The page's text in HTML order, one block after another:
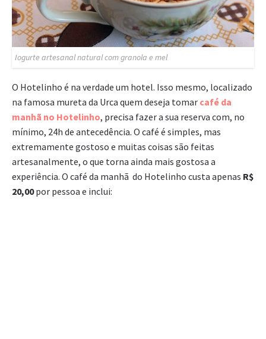
Iogurte artesanal natural com granola e mel
O Hotelinho é na verdade um hotel. Isso mesmo, localizado
na famosa mureta da Urca quem deseja tomar café da
manhã no Hotelinho, precisa fazer a sua reserva com, no
mínimo, 24h de antecedência. O café é simples, mas
extremamente gostoso e muitas coisas são feitas
artesanalmente, o que torna ainda mais gostosa a
experiência. O café da manhã do Hotelinho custa apenas R$
20,00por pessoa e inclui: